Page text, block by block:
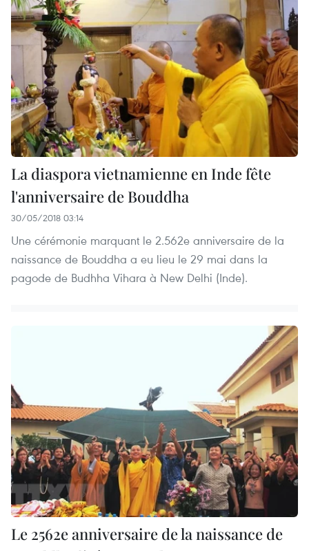
La diaspora vietnamienne en Inde fête
l'anniversaire de Bouddha
30/05/2018 03:14
Une cérémonie marquant le 2.562e anniversaire de la
naissance de Bouddha a eu lieu le 29 mai dans la
pagode de Budhha Vihara à New Delhi (Inde).
Le 2562e anniversaire de la naissance de